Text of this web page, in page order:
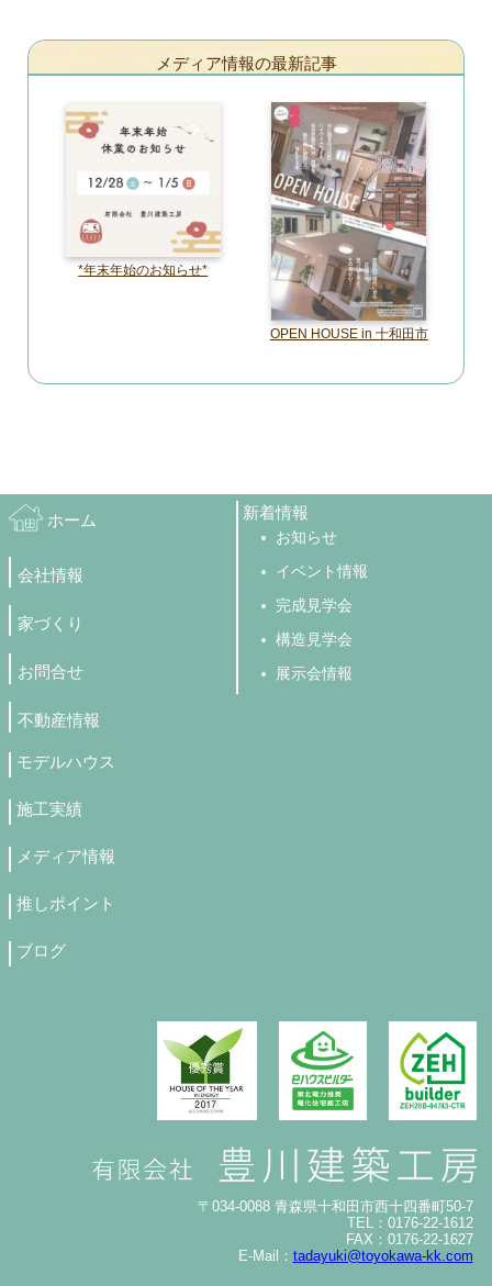
メディア情報の最新記事
*年末年始のお知らせ*
OPEN HOUSE in 十和田市
ホーム
会社情報
家づくり
お問合せ
不動産情報
新着情報
お知らせ
イベント情報
完成見学会
構造見学会
展示会情報
モデルハウス
施工実績
メディア情報
推しポイント
ブログ
〒034-0088 青森県十和田市西十四番町50-7
TEL：0176-22-1612
FAX：0176-22-1627
E-Mail： tadayuki@toyokawa-kk.com